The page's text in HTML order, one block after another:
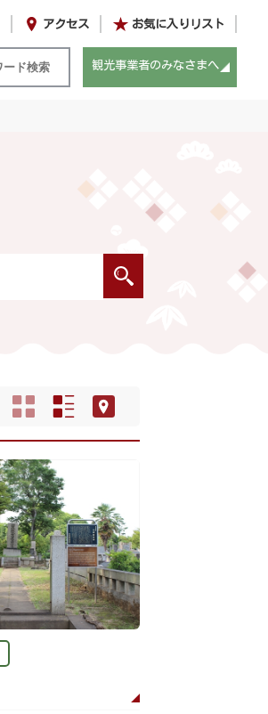
アクセス お気に入りリスト
観光事業者のみなさまへ